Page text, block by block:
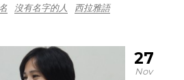
沒有名字的人 西拉雅語
27
Nov